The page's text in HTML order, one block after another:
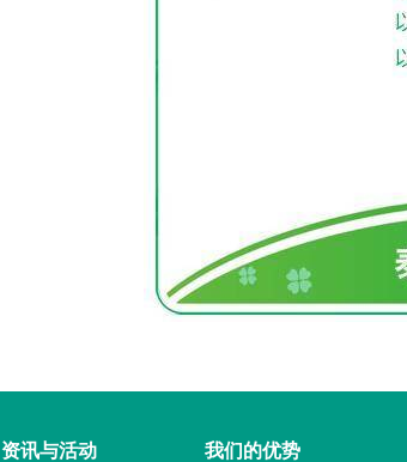
资讯与活动 我们的优势